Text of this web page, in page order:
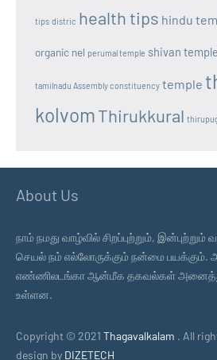
tips distric health tips hindu
organic nel perumal temple shivan temple
tamilnadu Assembly constituency temple
kolvomThirukkural
About Us
நாம் நமது வாழ்வில் சிறப்புற்றும்,
செயல் நம் எல்லோருக்கும் நன்மை பயக்கும்.
எண்ணிலடங்கா ஆன்மீக தகவல்கள்
உள்ளன.
Copyright © 2021 Thagavalkalam . All
design by DIZETECH